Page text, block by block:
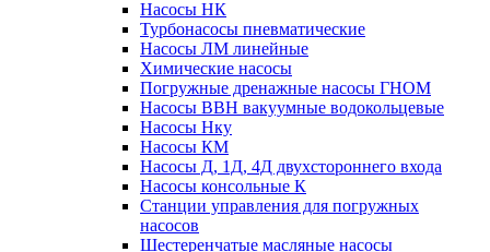
Насосы НК
Турбонасосы пневматические
Насосы ЛМ линейные
Химические насосы
Погружные дренажные насосы ГНОМ
Насосы ВВН вакуумные водокольцевые
Насосы Нку
Насосы КМ
Насосы Д, 1Д, 4Д двухстороннего входа
Насосы консольные К
Станции управления для погружных
насосов
Шестеренчатые масляные насосы